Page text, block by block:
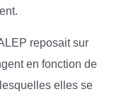
reposait sur
en fonction de
elles se